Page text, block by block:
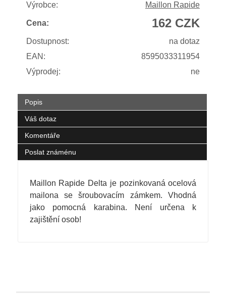
Výrobce:
Maillon Rapide
Cena: 162 CZK
Dostupnost:
na dotaz
EAN:
8595033311954
Výprodej:
ne
Popis
Váš dotaz
Komentáře
Poslat známénu
Maillon Rapide Delta je pozinkovaná ocelová
mailona se šroubovacím zámkem. Vhodná
jako pomocná karabina. Není určena k
zajištění osob!